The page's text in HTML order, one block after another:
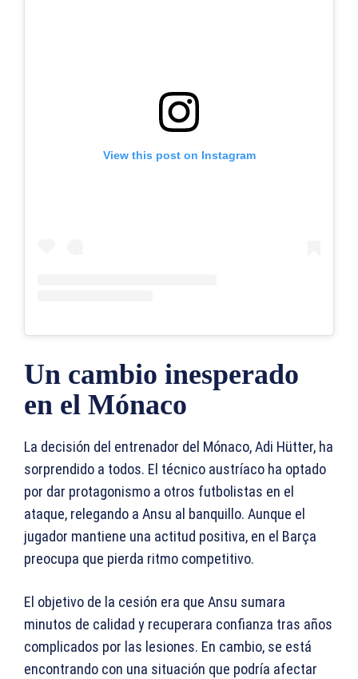
View this post on Instagram
Un cambio inesperado
en el Mónaco
La decisión del entrenador del Mónaco, Adi Hütter, ha
sorprendido a todos. El técnico austríaco ha optado
por dar protagonismo a otros futbolistas en el
ataque, relegando a Ansu al banquillo. Aunque el
jugador mantiene una actitud positiva, en el Barça
preocupa que pierda ritmo competitivo.
El objetivo de la cesión era que Ansu sumara
minutos de calidad y recuperara confianza tras años
complicados por las lesiones. En cambio, se está
encontrando con una situación que podría afectar